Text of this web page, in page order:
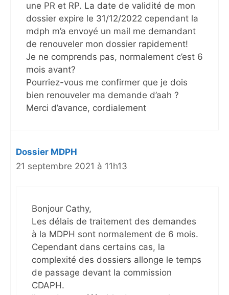
une PR et RP. La date de validité de mon
dossier expire le 31/12/2022 cependant la
mdph m’a envoyé un mail me demandant
de renouveler mon dossier rapidement!
Je ne comprends pas, normalement c’est 6
mois avant?
Pourriez-vous me confirmer que je dois
bien renouveler ma demande d’aah ?
Merci d’avance, cordialement
Dossier MDPH
21 septembre 2021 à 11h13
Bonjour Cathy,
Les délais de traitement des demandes
à la MDPH sont normalement de 6 mois.
Cependant dans certains cas, la
complexité des dossiers allonge le temps
de passage devant la commission
CDAPH.